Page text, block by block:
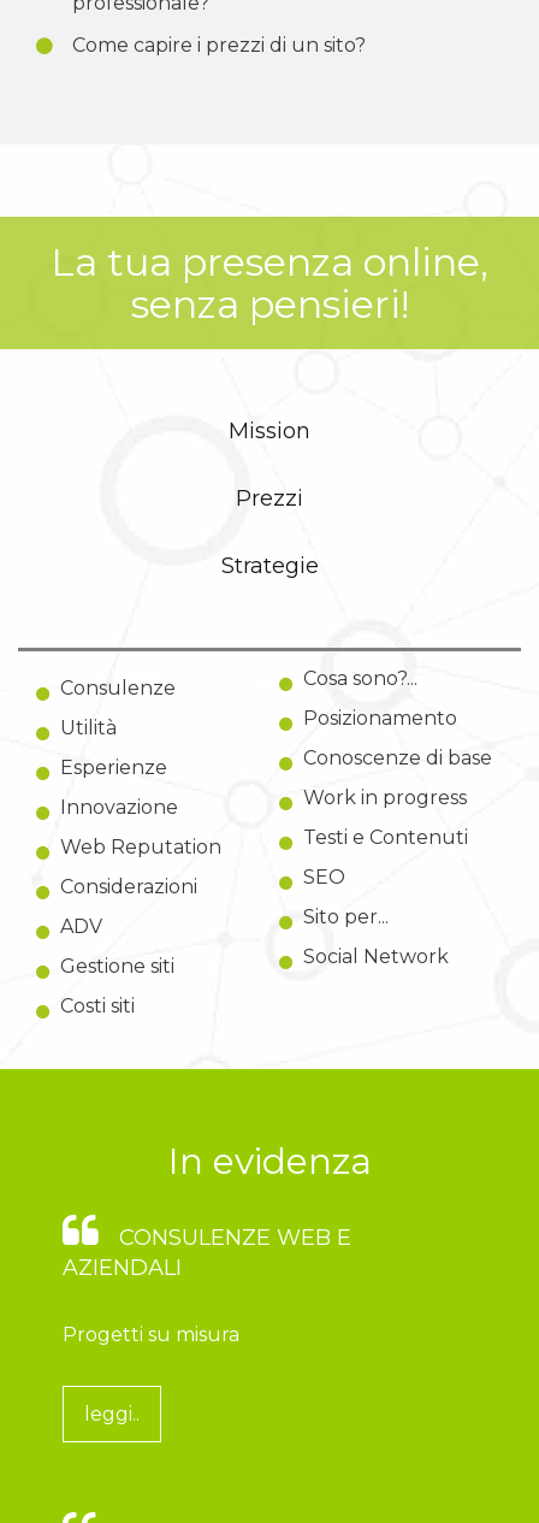
Come capire i prezzi di un sito?
La tua presenza online,
senza pensieri!
Mission
Prezzi
Strategie
Consulenze
Utilità
Esperienze
Innovazione
Web Reputation
Considerazioni
ADV
Gestione siti
Costi siti
Cosa sono?...
Posizionamento
Conoscenze di base
Work in progress
Testi e Contenuti
SEO
Sito per...
Social Network
In evidenza
CONSULENZE WEB E
AZIENDALI
Progetti su misura
leggi..